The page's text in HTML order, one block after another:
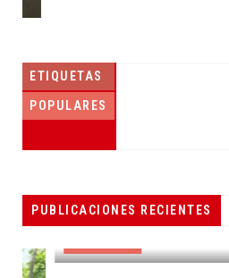
ETIQUETAS
POPULARES
PUBLICACIONES RECIENTES
PESCADORES RECIBEN EQUIPO DE
RADIOCOMUNICACIÓN